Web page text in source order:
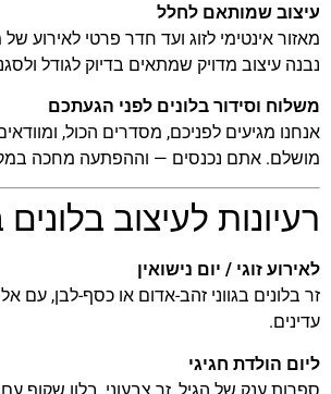
עיצוב שמותאם לחלל
מאזור אינטימי לזוג ועד חדר פרטי לאירוע
נבנה עיצוב מדויק שמתאים בדיוק לגודל
משלוח וסידור בלונים לפני הגעתכם
אנחנו מגיעים לפניכם, מסדרים הכול,
מושלם. אתם נכנסים — וההפתעה מחכה
רעיונות לעיצוב
לאירוע זוגי / יום נישואין
זר בלונים בגווני זהב-אדום או כסף-לבן, עם
עדינים.
ליום הולדת חגיגי